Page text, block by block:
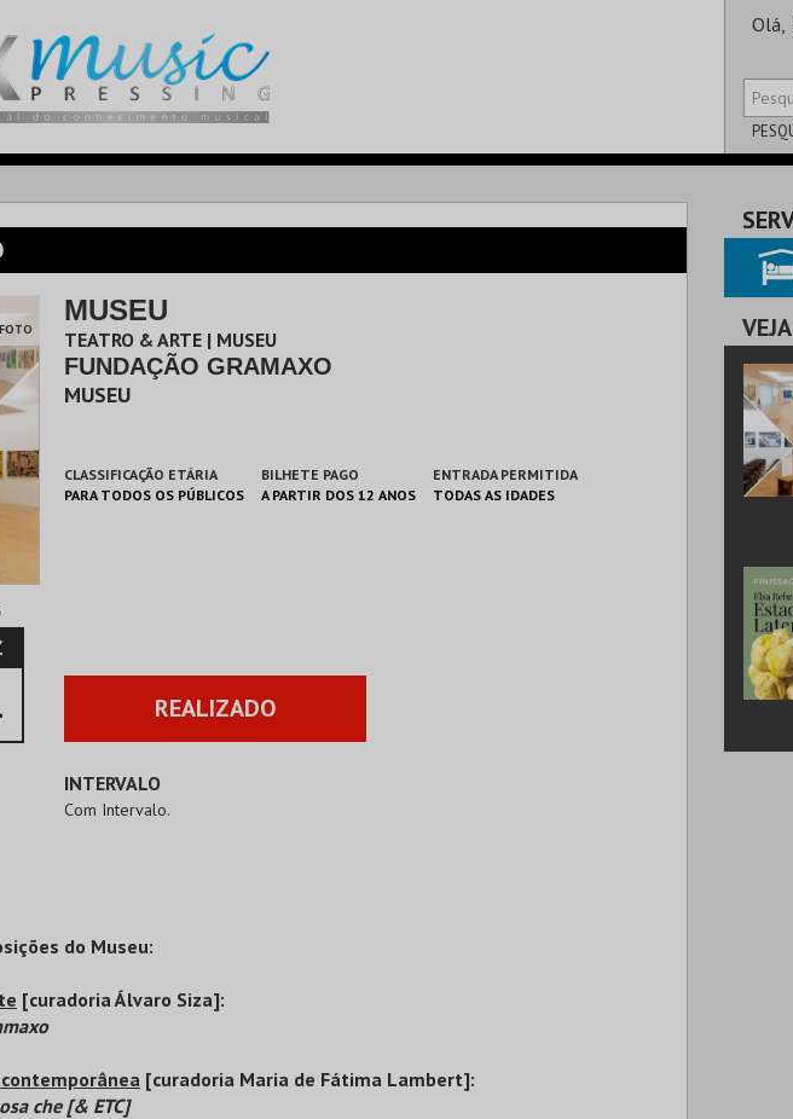
Olá,
SALA
MUSEU
TEATRO & ARTE | MUSEU
FUNDAÇÃO GRAMAXO
MUSEU
CLASSIFICAÇÃO ETÁRIA
PARA TODOS OS PÚBLICOS
BILHETE PAGO
A PARTIR DOS 12 ANOS
ENTRADA PERMITIDA
TODAS AS IDADES
REALIZADO
INTERVALO
Com Intervalo.
do Museu:
[curadoria Álvaro Siza]:
[curadoria Maria de Fátima Lambert]:
che [& ETC]